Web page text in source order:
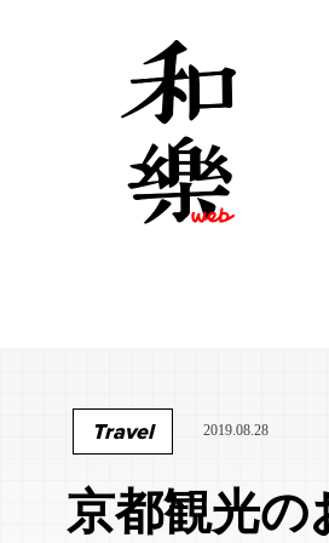
Travel 2019.08.28
京都観光の